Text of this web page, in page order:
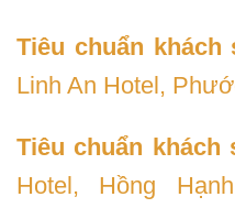
Tiêu chuẩn khách
Linh An Hotel,
Tiêu chuẩn khách
Hotel, Hồng